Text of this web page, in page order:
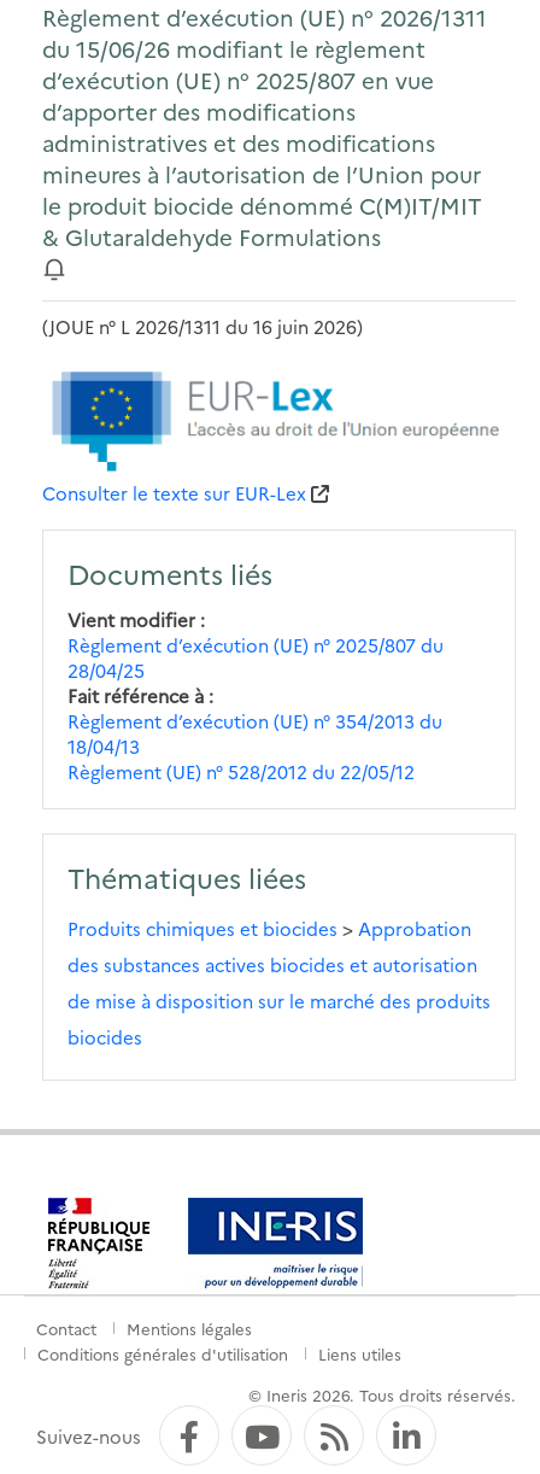
Règlement d’exécution (UE) n° 2026/1311
du 15/06/26 modifiant le règlement
d’exécution (UE) n° 2025/807 en vue
d’apporter des modifications
administratives et des modifications
mineures à l’autorisation de l’Union pour
le produit biocide dénommé C(M)IT/MIT
& Glutaraldehyde Formulations
(JOUE n° L 2026/1311 du 16 juin 2026)
Consulter le texte sur EUR-Lex
Documents liés
Vient modifier
Règlement d’exécution (UE) n° 2025/807 du
28/04/25
Fait référence à
Règlement d’exécution (UE) n° 354/2013 du
18/04/13
Règlement (UE) n° 528/2012 du 22/05/12
Thématiques liées
Produits chimiques et biocides > Approbation
des substances actives biocides et autorisation
de mise à disposition sur le marché des produits
biocides
Menu
pied
Contact
Mentions légales
Conditions générales d'utilisation
Liens utiles
© Ineris 2026. Tous droits réservés.
Suivez-nous FacebookYouTube
Flux RSS